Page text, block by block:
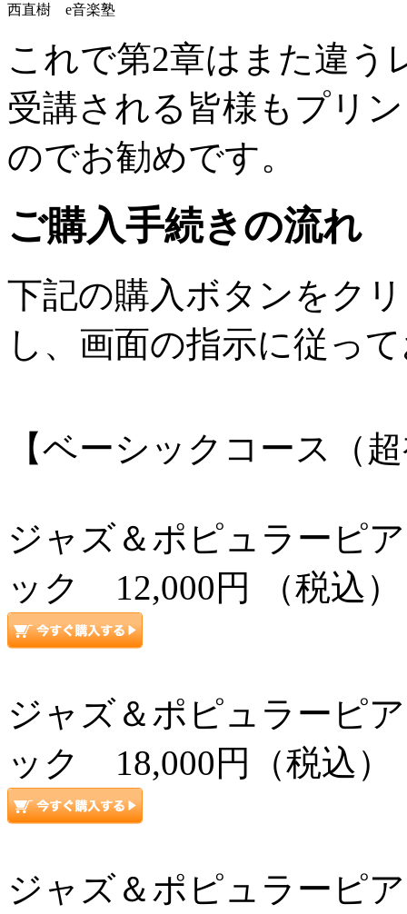
西直樹 e音楽塾
これで第2章はまた違う
受講される皆様もプリ
のでお勧めです。
ご購入手続きの流れ
下記の購入ボタンをク
し、画面の指示に従っ
【ベーシックコース（
ジャズ＆ポピュラーピ
ック 12,000円 （税込）
ジャズ＆ポピュラーピ
ック 18,000円（税込）
ジャズ＆ポピュラーピ